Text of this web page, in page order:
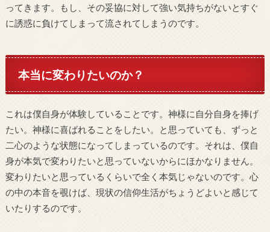
ってきます。もし、その妥協に対して強い気持ちがないとすぐ
に誘惑に負けてしまって流されてしまうのです。
本当に変わりたいのか？
これは僕自身が体験していることです。神様に自分自身を捧げ
たい。神様に喜ばれることをしたい。と思っていても、ずっと
二心のような状態になってしまっているのです。それは、僕自
身が本気で変わりたいと思っていないからにほかなりません。
変わりたいと思っているくらいで全く本気じゃないのです。心
の中の本音を覗けば、現状の信仰生活がちょうどよいと感じて
いたりするのです。